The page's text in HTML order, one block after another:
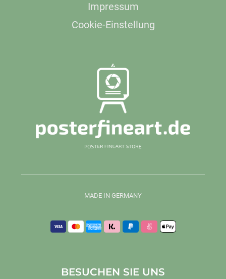
Impressum
Cookie-Einstellung
MADE IN GERMANY
BESUCHEN SIE UNS